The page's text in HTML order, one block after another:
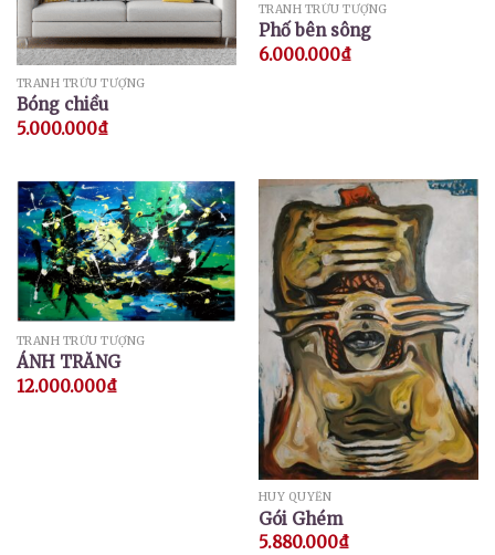
TRANH TRỪU TƯỢNG
Bóng chiều
5.000.000₫
TRANH TRỪU TƯỢNG
Phố bên sông
6.000.000₫
TRANH TRỪU TƯỢNG
ÁNH TRĂNG
12.000.000₫
HUY QUYỂN
Gói Ghém
5.880.000₫